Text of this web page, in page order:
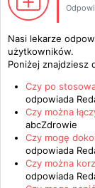
Nasi lekarze
użytkowników.
Poniżej znajdziesz
Czy po
odpowiada
Czy można
abcZdrowie
Czy mogę
odpowiada
Czy można
odpowiada